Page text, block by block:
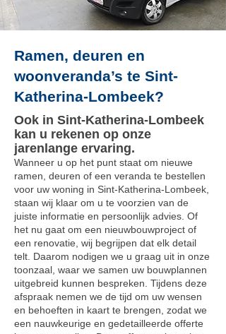
Ramen, deuren en
woonveranda’s te Sint-
Katherina-Lombeek?
Ook in Sint-Katherina-Lombeek
kan u rekenen op onze
jarenlange ervaring.
Wanneer u op het punt staat om nieuwe
ramen, deuren of een veranda te bestellen
voor uw woning in Sint-Katherina-Lombeek,
staan wij klaar om u te voorzien van de
juiste informatie en persoonlijk advies. Of
het nu gaat om een nieuwbouwproject of
een renovatie, wij begrijpen dat elk detail
telt. Daarom nodigen we u graag uit in onze
toonzaal, waar we samen uw bouwplannen
uitgebreid kunnen bespreken. Tijdens deze
afspraak nemen we de tijd om uw wensen
en behoeften in kaart te brengen, zodat we
een nauwkeurige en gedetailleerde offerte